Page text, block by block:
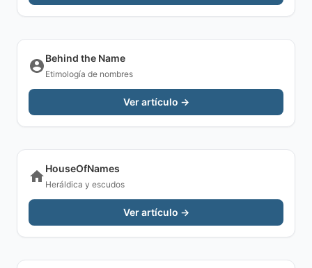
Behind the Name
Etimología de nombres
Ver artículo →
HouseOfNames
Heráldica y escudos
Ver artículo →